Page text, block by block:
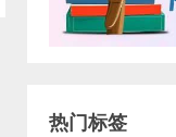
热门标签